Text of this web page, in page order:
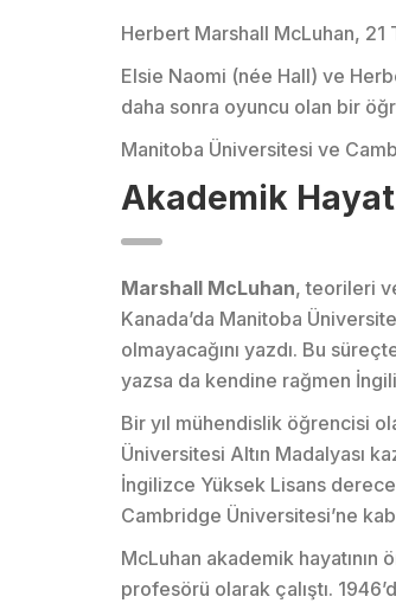
Herbert Marshall McLuhan, 21
Elsie Naomi (née Hall) ve
daha sonra oyuncu olan bir
Manitoba Üniversitesi ve
Akademik
Marshall McLuhan, teorileri
Kanada’da Manitoba
olmayacağını yazdı. Bu
yazsa da kendine rağmen
Bir yıl mühendislik öğrencisi
Üniversitesi Altın Madalyası
İngilizce Yüksek Lisans
Cambridge Üniversitesi’ne
McLuhan akademik
profesörü olarak çalıştı.